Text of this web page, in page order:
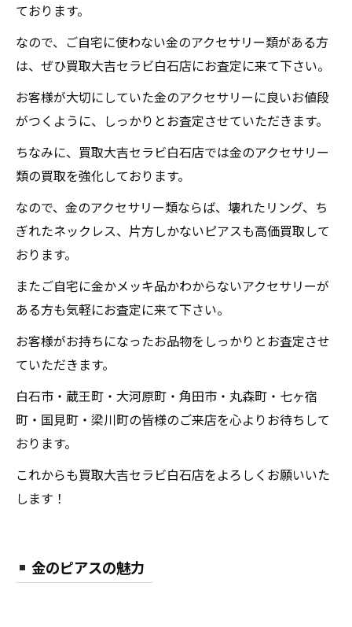
ております。
なので、ご自宅に使わない金のアクセサリー類がある方
は、ぜひ買取大吉セラビ白石店にお査定に来て下さい。
お客様が大切にしていた金のアクセサリーに良いお値段
がつくように、しっかりとお査定させていただきます。
ちなみに、買取大吉セラビ白石店では金のアクセサリー
類の買取を強化しております。
なので、金のアクセサリー類ならば、壊れたリング、ち
ぎれたネックレス、片方しかないピアスも高価買取して
おります。
またご自宅に金かメッキ品かわからないアクセサリーが
ある方も気軽にお査定に来て下さい。
お客様がお持ちになったお品物をしっかりとお査定させ
ていただきます。
白石市・蔵王町・大河原町・角田市・丸森町・七ヶ宿
町・国見町・梁川町の皆様のご来店を心よりお待ちして
おります。
これからも買取大吉セラビ白石店をよろしくお願いいた
します！
金のピアスの魅力